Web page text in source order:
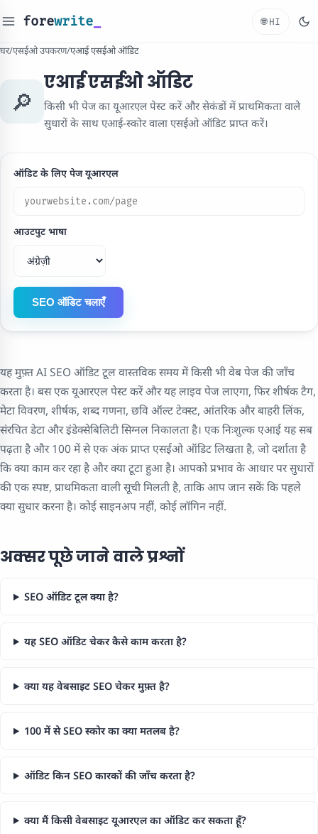
forewrite 🌐 HI
घर/एसईओ उपकरण/एआई एसईओ ऑडिट
🔎
एआई एसईओ ऑडिट
किसी भी पेज का यूआरएल पेस्ट करें और सेकंडों में प्राथमिकता वाले
सुधारों के साथ एआई-स्कोर वाला एसईओ ऑडिट प्राप्त करें।
ऑडिट के लिए पेज यूआरएल
आउटपुट भाषा
SEO ऑडिट चलाएँ
यह मुफ़्त AI SEO ऑडिट टूल वास्तविक समय में किसी भी वेब पेज की जाँच
करता है। बस एक यूआरएल पेस्ट करें और यह लाइव पेज लाएगा, फिर शीर्षक टैग,
मेटा विवरण, शीर्षक, शब्द गणना, छवि ऑल्ट टेक्स्ट, आंतरिक और बाहरी लिंक,
संरचित डेटा और इंडेक्सेबिलिटी सिग्नल निकालता है। एक निःशुल्क एआई यह सब
पढ़ता है और 100 में से एक अंक प्राप्त एसईओ ऑडिट लिखता है, जो दर्शाता है
कि क्या काम कर रहा है और क्या टूटा हुआ है। आपको प्रभाव के आधार पर सुधारों
की एक स्पष्ट, प्राथमिकता वाली सूची मिलती है, ताकि आप जान सकें कि पहले
क्या सुधार करना है। कोई साइनअप नहीं, कोई लॉगिन नहीं.
अक्सर पूछे जाने वाले प्रश्नों
SEO ऑडिट टूल क्या है?
यह SEO ऑडिट चेकर कैसे काम करता है?
क्या यह वेबसाइट SEO चेकर मुफ़्त है?
100 में से SEO स्कोर का क्या मतलब है?
ऑडिट किन SEO कारकों की जाँच करता है?
क्या मैं किसी वेबसाइट यूआरएल का ऑडिट कर सकता हूँ?